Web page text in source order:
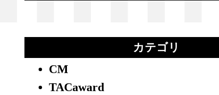
カテゴリ
CM
TACaward